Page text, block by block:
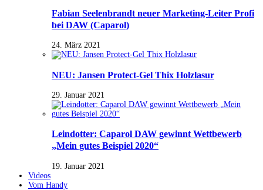
Fabian Seelenbrandt neuer Marketing-Leiter Profi
bei DAW (Caparol)
24. März 2021
NEU: Jansen Protect-Gel Thix Holzlasur
29. Januar 2021
Leindotter: Caparol DAW gewinnt Wettbewerb
„Mein gutes Beispiel 2020“
19. Januar 2021
Videos
Vom Handy